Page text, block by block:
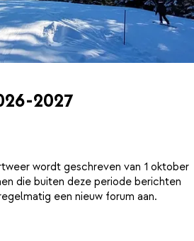
2027
wordt geschreven van 1 oktober
die buiten deze periode berichten
een nieuw forum aan.